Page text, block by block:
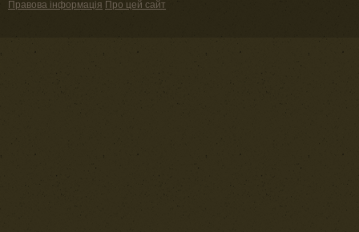
Правова інформація Про цей сайт